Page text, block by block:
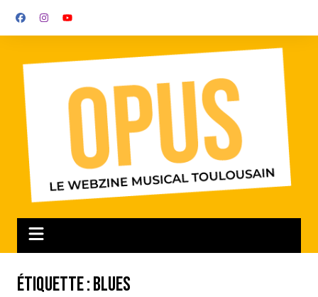
Étiquette :Blues